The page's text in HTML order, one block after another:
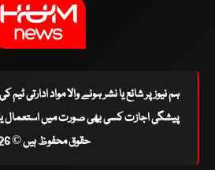
ہم نیوز پر شائع یا نشر ہونے والا مواد ادارتی
پیشگی اجازت کسی بھی صورت میں استعمال یا
حقوق محفوظ ہیں © 2026